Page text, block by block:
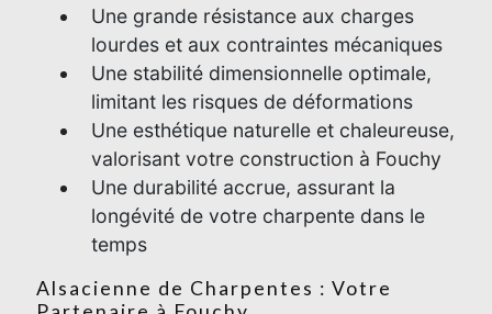
Une grande résistance aux charges
lourdes et aux contraintes mécaniques
Une stabilité dimensionnelle optimale,
limitant les risques de déformations
Une esthétique naturelle et chaleureuse,
valorisant votre construction à Fouchy
Une durabilité accrue, assurant la
longévité de votre charpente dans le
temps
Alsacienne de Charpentes : Votre